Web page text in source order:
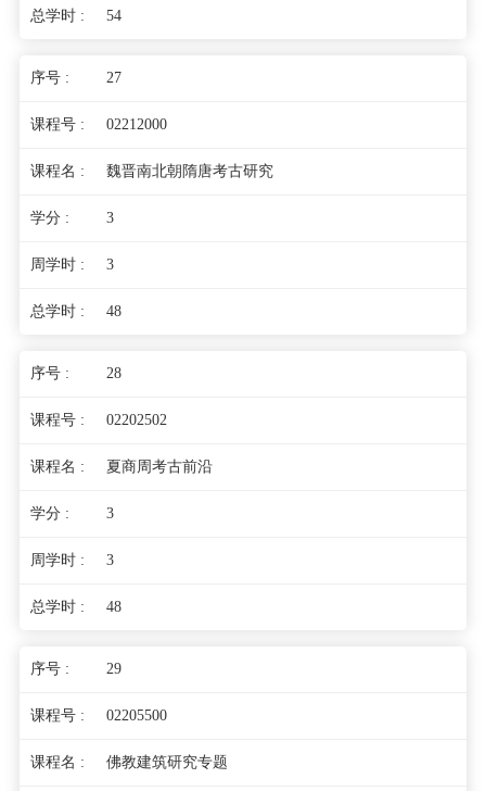
54
27
02212000
魏晋南北朝隋唐考古研究
3
3
48
28
02202502
夏商周考古前沿
3
3
48
29
02205500
佛教建筑研究专题